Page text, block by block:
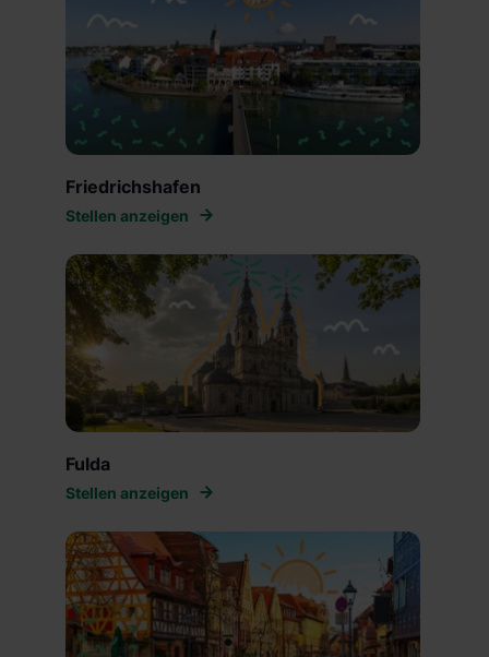
Friedrichshafen
Stellen anzeigen
Fulda
Stellen anzeigen